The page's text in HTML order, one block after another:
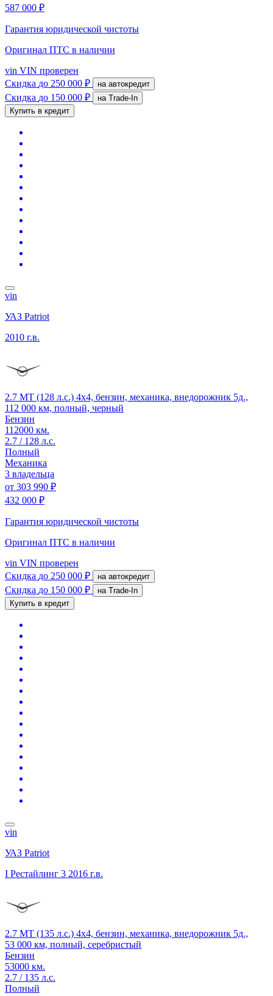
587 000 ₽
Гарантия юридической чистоты
Оригинал ПТС в наличии
vin VIN проверен
Скидка до 250 000 ₽ на автокредит
Скидка до 150 000 ₽
на Trade-In
Купить в кредит
vin
УАЗ Patriot
2010 г.в.
2.7 MT (128 л.с.) 4x4, бензин, механика, внедорожник 5д.,
112 000 км, полный, черный
Бензин
112000 км.
2.7 / 128 л.с.
Полный
Механика
3 владельца
от 303 990 ₽
432 000 ₽
Гарантия юридической чистоты
Оригинал ПТС в наличии
vin VIN проверен
Скидка до 250 000 ₽ на автокредит
Скидка до 150 000 ₽
на Trade-In
Купить в кредит
vin
УАЗ Patriot
I Рестайлинг 3 2016 г.в.
2.7 MT (135 л.с.) 4x4, бензин, механика, внедорожник 5д.,
53 000 км, полный, серебристый
Бензин
53000 км.
2.7 / 135 л.с.
Полный